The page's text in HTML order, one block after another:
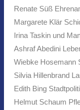
Renate Süß
Margarete Klär
Irina Taskin und
Ashraf Abedini
Wiebke Hosemann
Silvia Hillenbrand
Edith Bing
Helmut Schaum